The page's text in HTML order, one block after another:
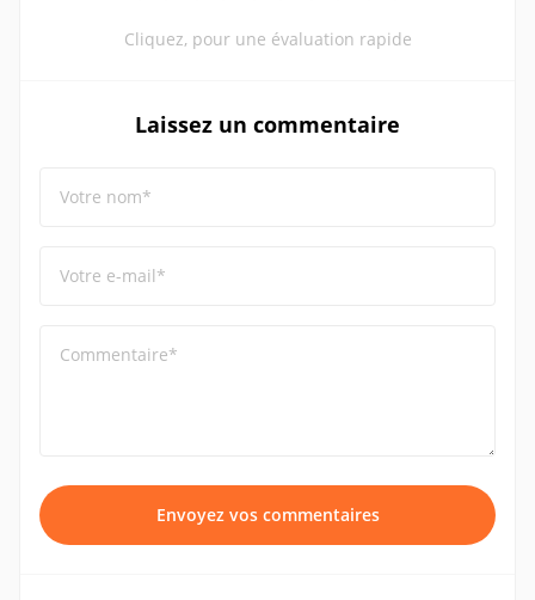
Cliquez, pour une évaluation rapide
Laissez un commentaire
Votre nom*
Votre e-mail*
Commentaire*
Envoyez vos commentaires